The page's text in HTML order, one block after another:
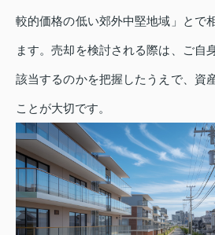
較的価格の低い郊外中堅地域」とで
ます。売却を検討される際は、ご自
該当するのかを把握したうえで、資
ことが大切です。